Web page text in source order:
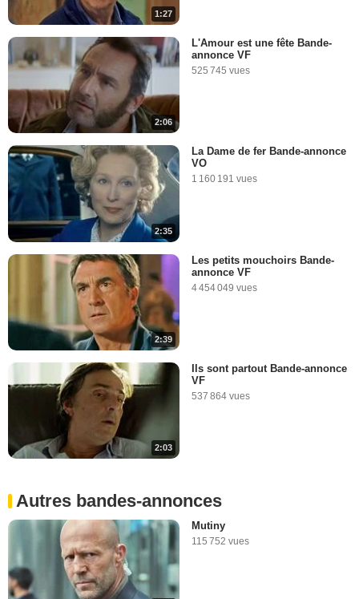
1:27
2:06
L'Amour est une fête Bande-
annonce VF
525 745 vues
2:35
La Dame de fer Bande-annonce
VO
1 160 191 vues
2:39
Les petits mouchoirs Bande-
annonce VF
4 454 049 vues
2:03
Ils sont partout Bande-annonce
VF
537 864 vues
Autres bandes-annonces
Mutiny
115 752 vues